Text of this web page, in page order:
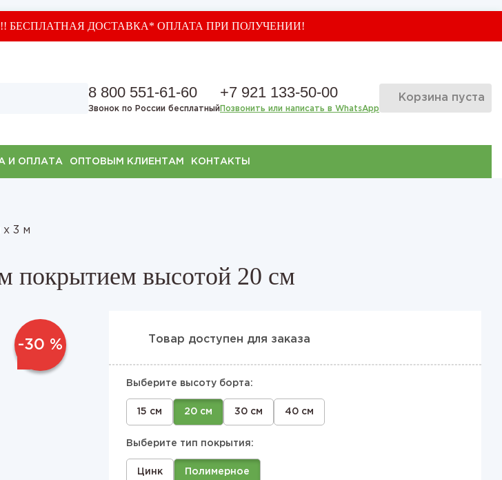
БЕСПЛАТНАЯ ДОСТАВКА* ОПЛАТА ПРИ ПОЛУЧЕНИИ!
8 800 551-61-60
Звонок по России бесплатный
+7 921 133-50-00
Позвонить или написать в WhatsApp
Корзина пуста
И ОПЛАТА ОПТОВЫМ КЛИЕНТАМ КОНТАКТЫ
х 3 м
покрытием высотой 20 см
-30 % Товар доступен для заказа
Выберите высоту борта:
15 см 20 см 30 см 40 см
Выберите тип покрытия:
Цинк Полимерное